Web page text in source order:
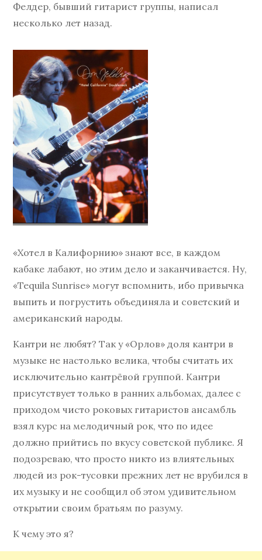
Фелдер, бывший гитарист группы, написал
несколько лет назад.
«Хотел в Калифорнию» знают все, в каждом
кабаке лабают, но этим дело и заканчивается. Ну,
«Tequila Sunrise» могут вспомнить, ибо привычка
выпить и погрустить объединяла и советский и
американский народы.
Кантри не любят? Так у «Орлов» доля кантри в
музыке не настолько велика, чтобы считать их
исключительно кантрёвой группой. Кантри
присутствует только в ранних альбомах, далее с
приходом чисто роковых гитаристов ансамбль
взял курс на мелодичный рок, что по идее
должно прийтись по вкусу советской публике. Я
подозреваю, что просто никто из влиятельных
людей из рок-тусовки прежних лет не врубился в
их музыку и не сообщил об этом удивительном
открытии своим братьям по разуму.
К чему это я?